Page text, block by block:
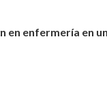
en enfermería en